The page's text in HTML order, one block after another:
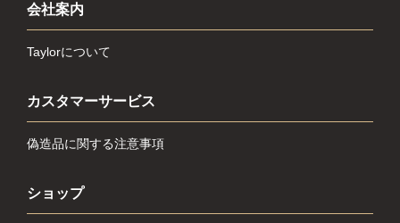
会社案内
Taylorについて
カスタマーサービス
偽造品に関する注意事項
ショップ